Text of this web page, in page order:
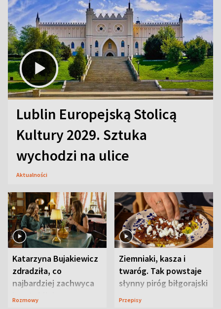
Lublin Europejską Stolicą
Kultury 2029. Sztuka
wychodzi na ulice
Aktualności
Katarzyna Bujakiewicz
zdradziła, co
najbardziej zachwyca
ją w Lublinie
Rozmowy
Ziemniaki, kasza i
twaróg. Tak powstaje
słynny piróg biłgorajski
Przepisy